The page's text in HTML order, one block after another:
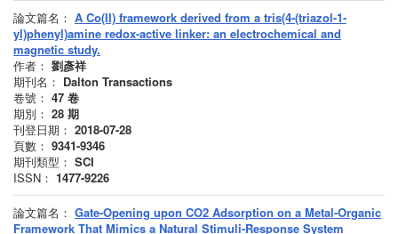
論文篇名： A Co(II) framework derived from a tris(4-(triazol-1-
yl)phenyl)amine redox-active linker: an electrochemical and
magnetic study.
作者： 劉彥祥
期刊名： Dalton Transactions
卷號： 47 卷
期別： 28 期
刊登日期： 2018-07-28
頁數： 9341-9346
期刊類型： SCI
ISSN： 1477-9226
論文篇名： Gate-Opening upon CO2 Adsorption on a Metal-Organic
Framework That Mimics a Natural Stimuli-Response System